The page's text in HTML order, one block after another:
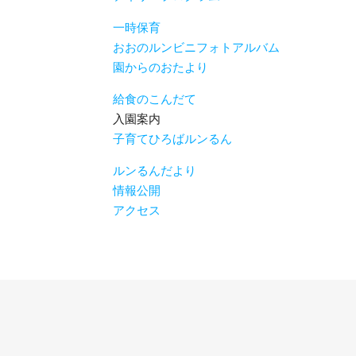
一時保育
おおのルンビニフォトアルバム
園からのおたより
給食のこんだて
入園案内
子育てひろばルンるん
ルンるんだより
情報公開
アクセス